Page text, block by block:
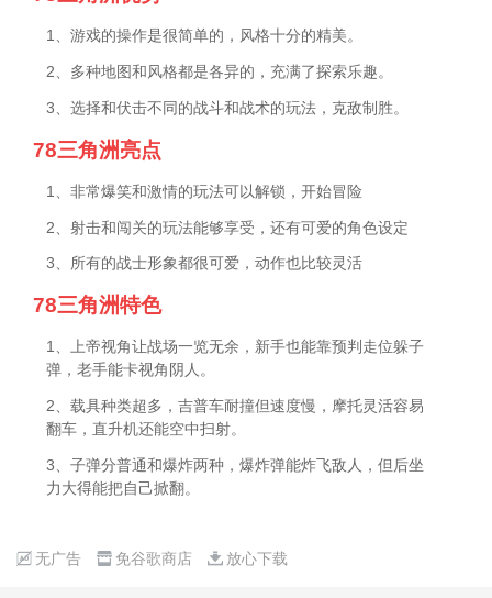
1、游戏的操作是很简单的，风格十分的精美。
2、多种地图和风格都是各异的，充满了探索乐趣。
3、选择和伏击不同的战斗和战术的玩法，克敌制胜。
78三角洲亮点
1、非常爆笑和激情的玩法可以解锁，开始冒险
2、射击和闯关的玩法能够享受，还有可爱的角色设定
3、所有的战士形象都很可爱，动作也比较灵活
78三角洲特色
1、上帝视角让战场一览无余，新手也能靠预判走位躲子
弹，老手能卡视角阴人。
2、载具种类超多，吉普车耐撞但速度慢，摩托灵活容易
翻车，直升机还能空中扫射。
3、子弹分普通和爆炸两种，爆炸弹能炸飞敌人，但后坐
力大得能把自己掀翻。
无广告 免谷歌商店 放心下载